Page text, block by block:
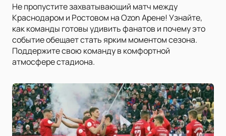
Не пропустите захватывающий матч между
Краснодаром и Ростовом на Ozon Арене! Узнайте,
как команды готовы удивить фанатов и почему это
событие обещает стать ярким моментом сезона.
Поддержите свою команду в комфортной
атмосфере стадиона.